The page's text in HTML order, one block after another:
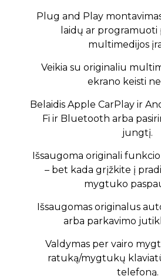
Plug and Play
laidų ar programuoti
multimedijos
Veikia su originaliu
ekrano keisti
Belaidis Apple CarPlay ir
Fi ir Bluetooth arba
jungtį.
Išsaugoma originali
– bet kada grįžkite į
mygtuko
Išsaugomas originalus
arba parkavimo
Valdymas per vairo
ratuką/mygtukų
telefoną.